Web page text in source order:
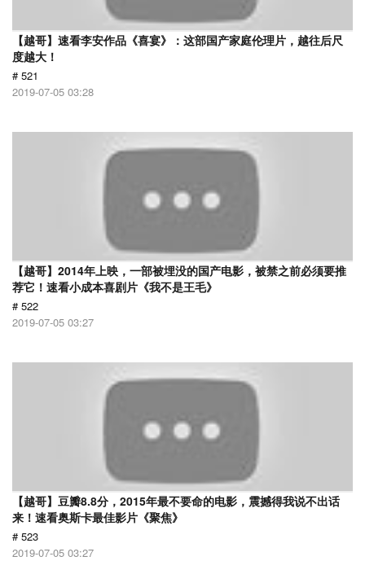
【越哥】速看李安作品《喜宴》：这部国产家庭伦理片，越往后尺
度越大！
# 521
2019-07-05 03:28
【越哥】2014年上映，一部被埋没的国产电影，被禁之前必须要推
荐它！速看小成本喜剧片《我不是王毛》
# 522
2019-07-05 03:27
【越哥】豆瓣8.8分，2015年最不要命的电影，震撼得我说不出话
来！速看奥斯卡最佳影片《聚焦》
# 523
2019-07-05 03:27